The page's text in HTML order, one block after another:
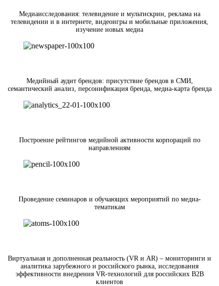
Медиаисследования: телевидение и мультискрин, реклама на
телевидении и в интернете, видеоигры и мобильные приложения,
изучение новых медиа
Медийный аудит брендов: присутствие брендов в СМИ,
семантический анализ, персонификация бренда, медиа-карта бренда
Построение рейтингов медийной активности корпораций по
направлениям
Проведение семинаров и обучающих мероприятий по медиа-
тематикам
Виртуальная и дополненная реальность (VR и AR) – мониторинги и
аналитика зарубежного и российского рынка, исследования
эффективности внедрения VR-технологий для российских B2B
клиентов